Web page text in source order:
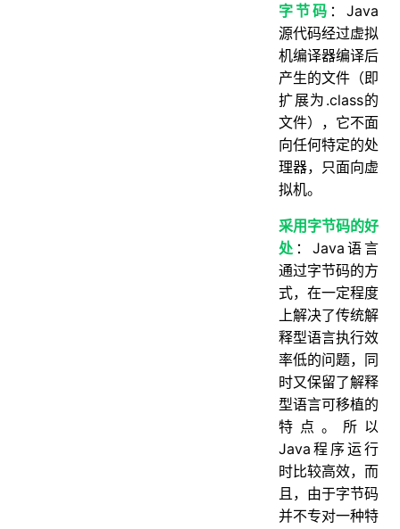
字节码 ：Java
源代码经过虚拟
机编译器编译后
产生的文件（即
扩展为.class的
文件），它不面
向任何特定的处
理器，只面向虚
拟机。
采用字节码的好
处 ：Java语言
通过字节码的方
式，在一定程度
上解决了传统解
释型语言执行效
率低的问题，同
时又保留了解释
型语言可移植的
特点。所以
Java程序运行
时比较高效，而
且，由于字节码
并不专对一种特